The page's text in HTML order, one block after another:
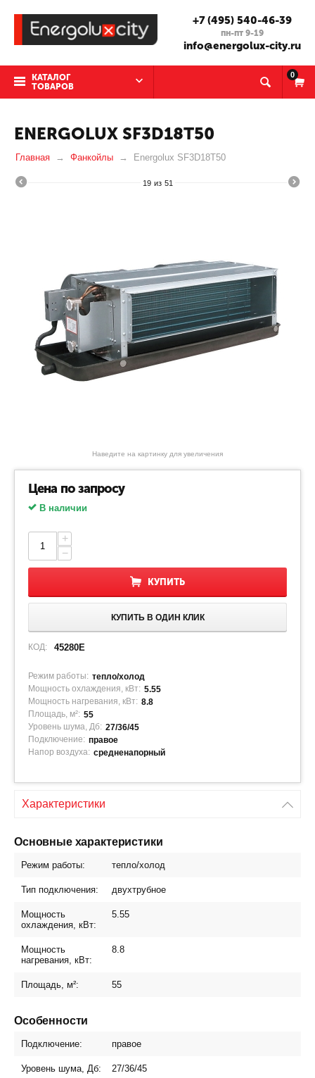
+7 (495) 540-46-39
пн-пт 9-19
info@energolux-city.ru
КАТАЛОГ
ТОВАРОВ
0
ENERGOLUX SF3D18T50
Главная Фанкойлы Energolux SF3D18T50
19 из 51
Наведите на картинку для увеличения
Цена по запросу
В наличии
+
−
КУПИТЬ
КУПИТЬ В ОДИН КЛИК
КОД: 45280E
Режим работы: тепло/холод
Мощность охлаждения, кВт: 5.55
Мощность нагревания, кВт: 8.8
Площадь, м²: 55
Уровень шума, Дб: 27/36/45
Подключение: правое
Напор воздуха: средненапорный
Характеристики
Основные характеристики
Режим работы: тепло/холод
Тип подключения: двухтрубное
Мощность
охлаждения, кВт:
5.55
Мощность
нагревания, кВт:
8.8
Площадь, м²: 55
Особенности
Подключение: правое
Уровень шума, Дб: 27/36/45